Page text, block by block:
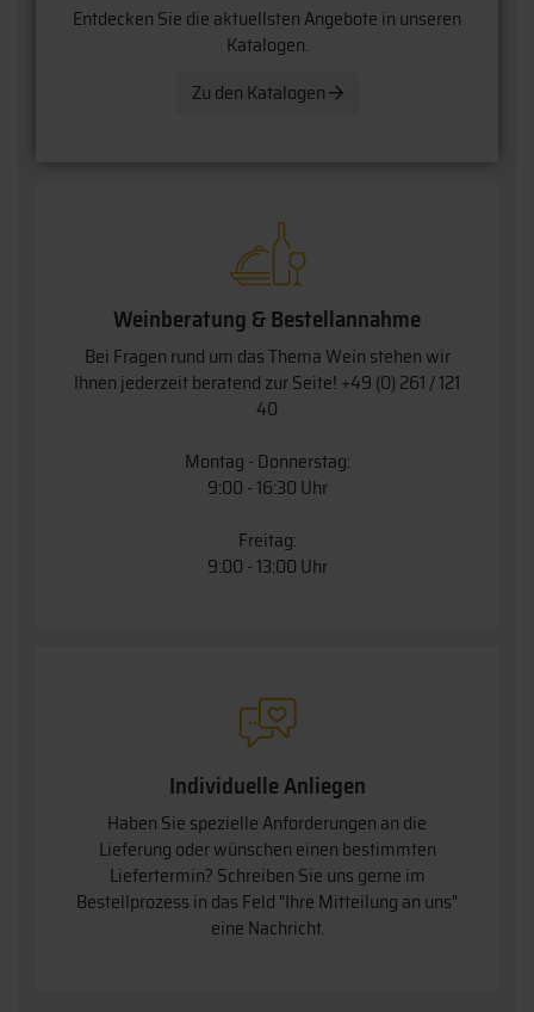
Entdecken Sie die aktuellsten Angebote in unseren
Katalogen.
Zu den Katalogen
Weinberatung & Bestellannahme
Bei Fragen rund um das Thema Wein stehen wir
Ihnen jederzeit beratend zur Seite! +49 (0) 261 / 121
40
Montag - Donnerstag:
9:00 - 16:30 Uhr
Freitag:
9:00 - 13:00 Uhr
Individuelle Anliegen
Haben Sie spezielle Anforderungen an die
Lieferung oder wünschen einen bestimmten
Liefertermin? Schreiben Sie uns gerne im
Bestellprozess in das Feld "Ihre Mitteilung an uns"
eine Nachricht.